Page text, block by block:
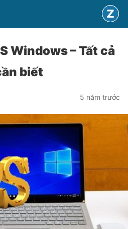
Windows – Tất cả
biết
5 năm trước